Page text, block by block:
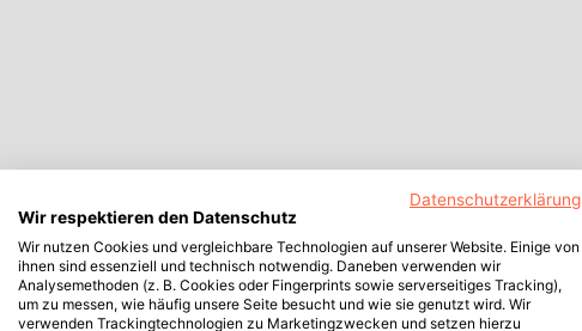
Datenschutzerklärung
Wir respektieren den Datenschutz
Wir nutzen Cookies und vergleichbare Technologien auf unserer Website. Einige von
ihnen sind essenziell und technisch notwendig. Daneben verwenden wir
Analysemethoden (z. B. Cookies oder Fingerprints sowie serverseitiges Tracking),
um zu messen, wie häufig unsere Seite besucht und wie sie genutzt wird. Wir
verwenden Trackingtechnologien zu Marketingzwecken und setzen hierzu